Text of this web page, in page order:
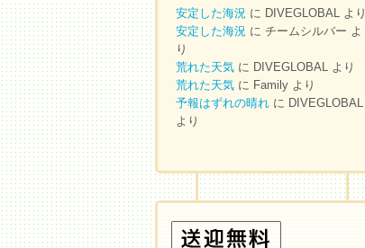
イ
ブ
安定した海況 に DIVEGLOBAL より
安定した海況 に チームシルバー よ
り
荒れた天気 に DIVEGLOBAL より
荒れた天気 に Family より
予報はずれの晴れ に DIVEGLOBAL
より